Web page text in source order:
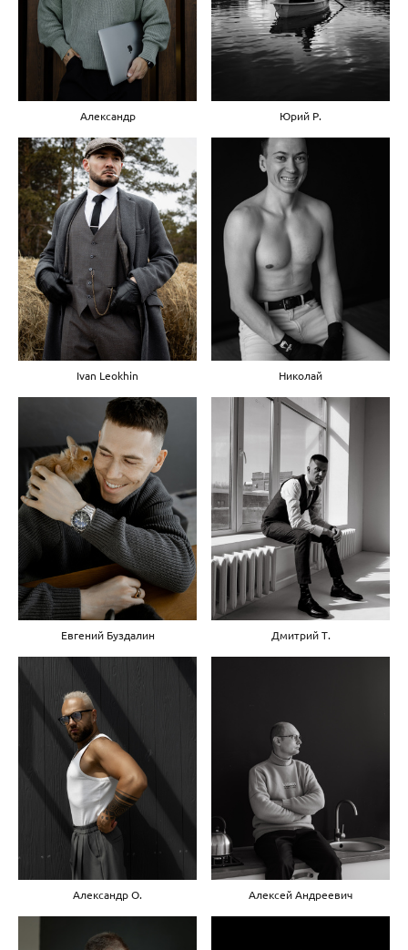
Александр Юрий Р.
Ivan Leokhin Николай
Евгений Буздалин Дмитрий Т.
Александр О. Алексей Андреевич